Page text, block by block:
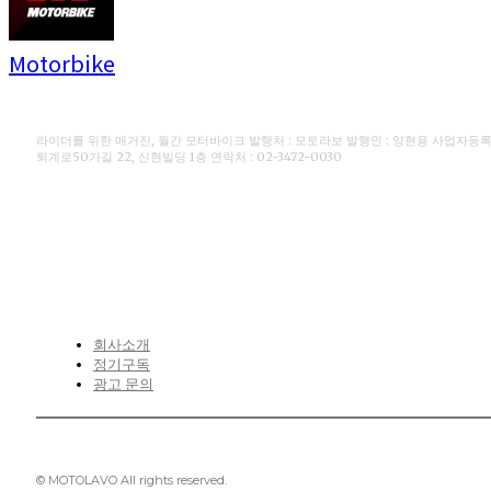
Motorbike
라이더를 위한 매거진, 월간 모터바이크 발행처 : 모토라보 발행인 : 양현용 사업자등
퇴계로50가길 22, 신현빌딩 1층 연락처 : 02-3472-0030
회사소개
정기구독
광고 문의
© MOTOLAVO All rights reserved.